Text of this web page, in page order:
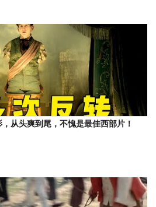
从头爽到尾，不愧是最佳西部片！